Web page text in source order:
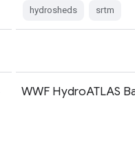
hydrosheds srtm
WWF HydroATLAS